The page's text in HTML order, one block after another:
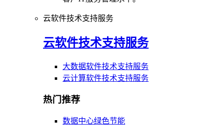
云软件技术支持服务
云软件技术支持服务
大数据软件技术支持服务
云计算软件技术支持服务
热门推荐
数据中心绿色节能